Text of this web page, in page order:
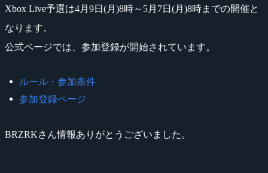
Xbox Live予選は4月9日(月)8時～5月7日(月)8時までの開催と
なります。
公式ページでは、参加登録が開始されています。
ルール・参加条件
参加登録ページ
BRZRKさん情報ありがとうございました。